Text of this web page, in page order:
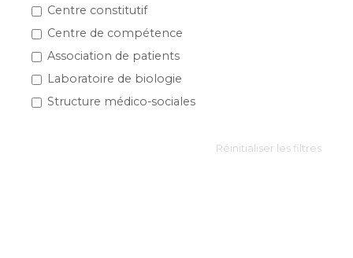
Centre constitutif
Centre de compétence
Association de patients
Laboratoire de biologie
Structure médico-sociales
Réinitialiser les filtres